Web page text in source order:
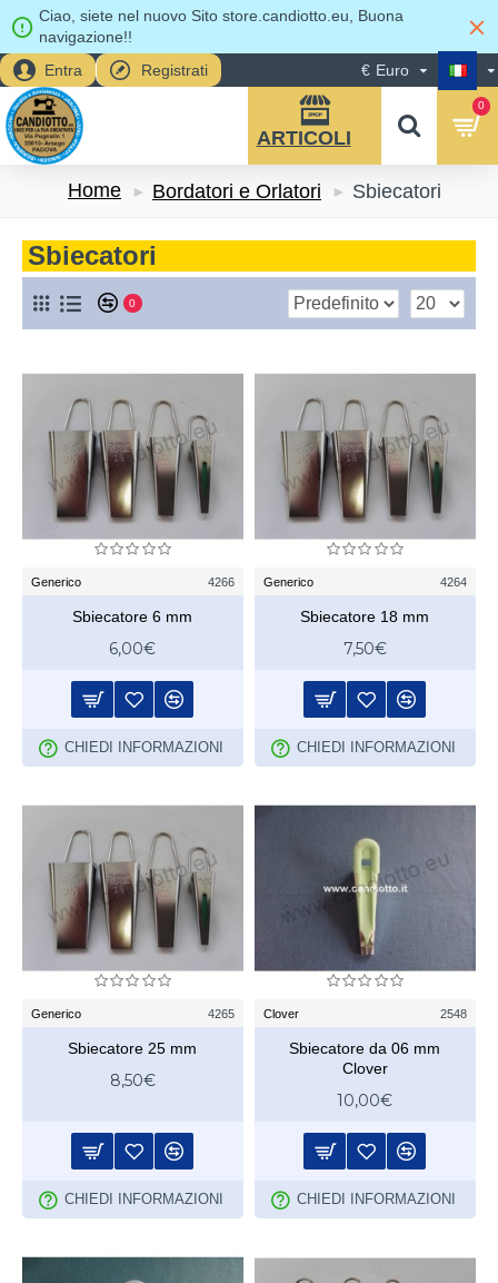
Ciao, siete nel nuovo Sito store.candiotto.eu, Buona
navigazione!!
Entra
Registrati € Euro
0
Home Bordatori e Orlatori Sbiecatori
Sbiecatori
0
Generico 4266
Sbiecatore 6 mm
6,00€
CHIEDI INFORMAZIONI
Generico 4264
Sbiecatore 18 mm
7,50€
CHIEDI INFORMAZIONI
Generico 4265
Sbiecatore 25 mm
8,50€
CHIEDI INFORMAZIONI
Clover 2548
Sbiecatore da 06 mm
Clover
10,00€
CHIEDI INFORMAZIONI